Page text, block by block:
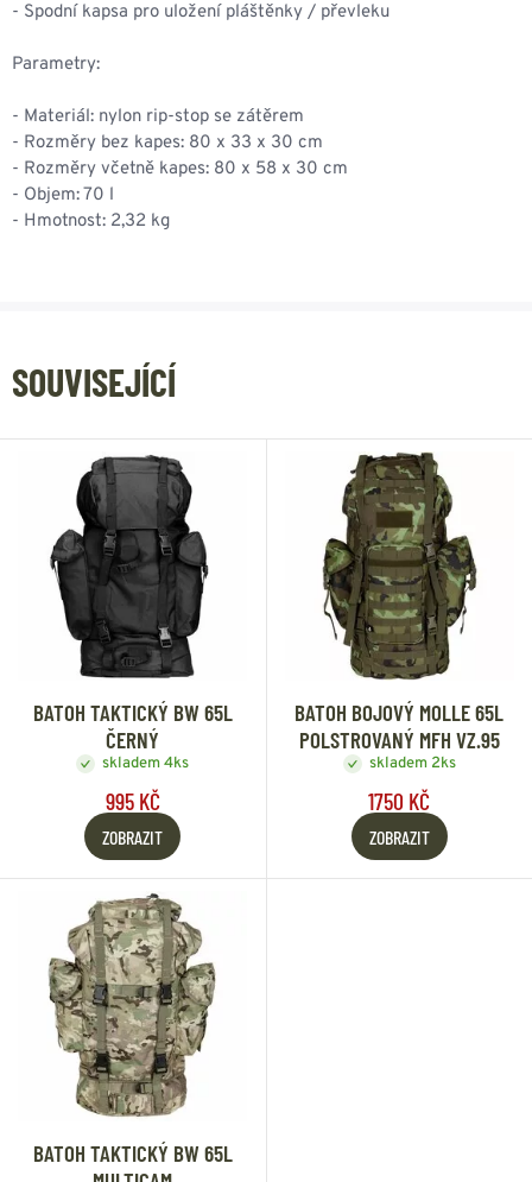
- Spodní kapsa pro uložení pláštěnky / převleku
Parametry:
- Materiál: nylon rip-stop se zátěrem
- Rozměry bez kapes: 80 x 33 x 30 cm
- Rozměry včetně kapes: 80 x 58 x 30 cm
- Objem: 70 l
- Hmotnost: 2,32 kg
SOUVISEJÍCÍ
BATOH TAKTICKÝ BW 65L
ČERNÝ
skladem 4ks
995 KČ
ZOBRAZIT
BATOH BOJOVÝ MOLLE 65L
POLSTROVANÝ MFH VZ.95
skladem 2ks
1750 KČ
ZOBRAZIT
BATOH TAKTICKÝ BW 65L